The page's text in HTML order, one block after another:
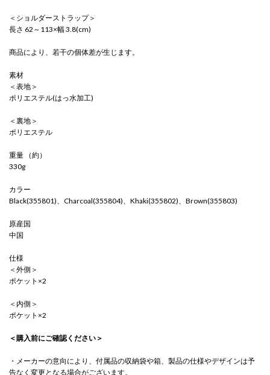
＜ショルダーストラップ＞
長さ 62～113×幅 3.8(cm)
商品により、若干の個体差が生じます。
素材
＜表地＞
ポリエステル(はっ水加工)
＜裏地＞
ポリエステル
重量 （約）
330g
カラー
Black(355801)、Charcoal(355804)、Khaki(355802)、Brown(355803)
原産国
中国
仕様
＜外側＞
ポケット×2
＜内側＞
ポケット×2
＜購入前にご確認ください＞
・メーカーの意向により、付属品の収納袋や箱、製品の仕様やデザインは予
告なく変更となる場合がございます。